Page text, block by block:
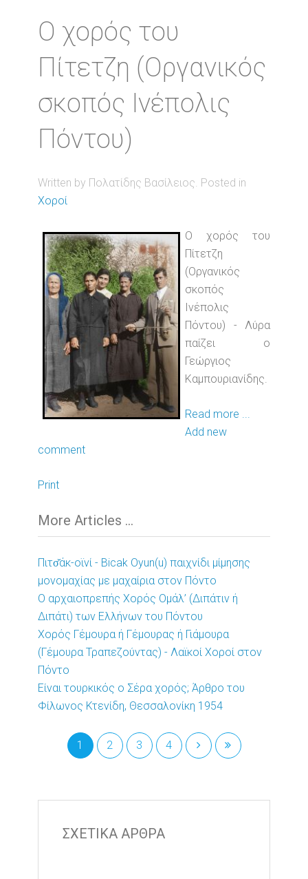
Ο χορός του
Πίτετζη (Οργανικός
σκοπός Ινέπολις
Πόντου)
Written by Πολατίδης Βασίλειος. Posted in
Χοροί
Ο χορός του
Πίτετζη
(Οργανικός
σκοπός
Ινέπολις
Πόντου) - Λύρα
παίζει ο
Γεώργιος
Καμπουριανίδης.
Read more ...
Add new
comment
Print
More Articles ...
Πιτσ̌άκ-οϊνί - Βicak Οyun(u) παιχνίδι μίμησης
μονομαχίας με μαχαίρια στον Πόντο
Ο αρχαιοπρεπής Χορός Ομάλ’ (Διπάτιν ή
Διπάτι) των Ελλήνων του Πόντου
Χορός Γέμουρα ή Γέμουρας ή Γιάμουρα
(Γέμουρα Τραπεζούντας) - Λαϊκοί Χοροί στον
Πόντο
Είναι τουρκικός ο Σέρα χορός; Άρθρο του
Φίλωνος Κτενίδη, Θεσσαλονίκη 1954
1 2 3 4
ΣΧΕΤΙΚΑ ΑΡΘΡΑ